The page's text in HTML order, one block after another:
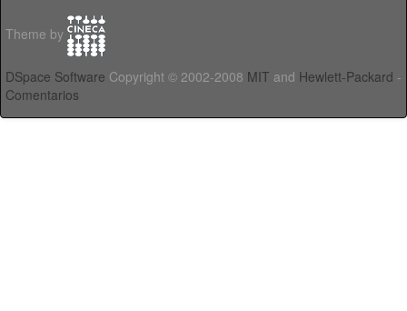
Theme by
DSpace Software Copyright © 2002-2008 MIT and Hewlett-Packard -
Comentarios